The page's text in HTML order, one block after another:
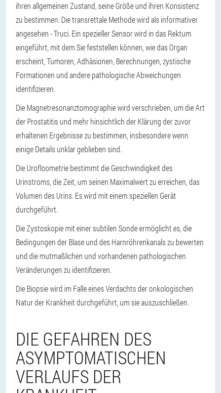
ihren allgemeinen Zustand, seine Größe und ihren Konsistenz
zu bestimmen. Die transrettale Methode wird als informativer
angesehen - Truci. Ein spezieller Sensor wird in das Rektum
eingeführt, mit dem Sie feststellen können, wie das Organ
erscheint, Tumoren, Adhäsionen, Berechnungen, zystische
Formationen und andere pathologische Abweichungen
identifizieren.
Die Magnetresonanztomographie wird verschrieben, um die Art
der Prostatitis und mehr hinsichtlich der Klärung der zuvor
erhaltenen Ergebnisse zu bestimmen, insbesondere wenn
einige Details unklar geblieben sind.
Die Urofloometrie bestimmt die Geschwindigkeit des
Urinstroms, die Zeit, um seinen Maximalwert zu erreichen, das
Volumen des Urins. Es wird mit einem speziellen Gerät
durchgeführt.
Die Zystoskopie mit einer subtilen Sonde ermöglicht es, die
Bedingungen der Blase und des Harnröhrenkanals zu bewerten
und die mutmaßlichen und vorhandenen pathologischen
Veränderungen zu identifizieren.
Die Biopsie wird im Falle eines Verdachts der onkologischen
Natur der Krankheit durchgeführt, um sie auszuschließen.
DIE GEFAHREN DES
ASYMPTOMATISCHEN
VERLAUFS DER